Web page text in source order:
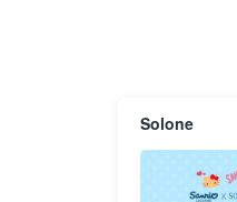
Solone